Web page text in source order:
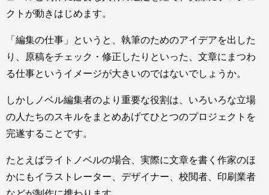
クトが動きはじめます。
「編集の仕事」というと、執筆のためのアイデアを出した
り、原稿をチェック・修正したりといった、文章にまつわ
る仕事というイメージが大きいのではないでしょうか。
しかしノベル編集者のより重要な役割は、いろいろな立場
の人たちのスキルをまとめあげてひとつのプロジェクトを
完遂することです。
たとえばライトノベルの場合、実際に文章を書く作家のほ
かにもイラストレーター、デザイナー、校閲者、印刷業者